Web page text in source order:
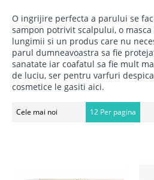
O ingrijire perfecta a parului se
sampon potrivit scalpului, o
lungimii si un produs care nu
parul dumneavoastra sa fie
sanatate iar coafatul sa fie mult
de luciu, ser pentru varfuri
cosmetice le gasiti aici.
Cele mai noi 12 Per pagina